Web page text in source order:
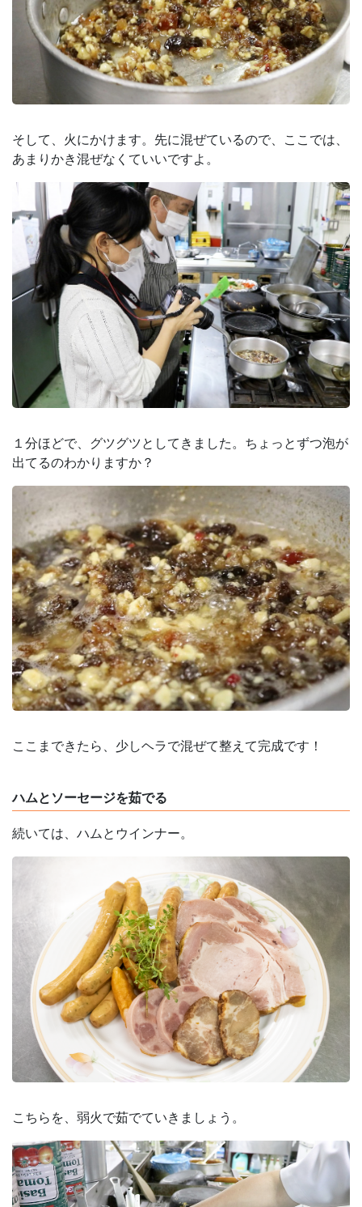
そして、火にかけます。先に混ぜているので、ここでは、
あまりかき混ぜなくていいですよ。
１分ほどで、グツグツとしてきました。ちょっとずつ泡が
出てるのわかりますか？
ここまできたら、少しヘラで混ぜて整えて完成です！
ハムとソーセージを茹でる
続いては、ハムとウインナー。
こちらを、弱火で茹でていきましょう。